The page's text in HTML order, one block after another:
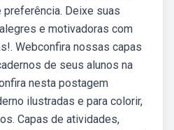
Deixe suas
e motivadoras com
Webconfira nossas capas
de seus alunos na
nesta postagem
ilustradas e para colorir,
Capas de atividades,